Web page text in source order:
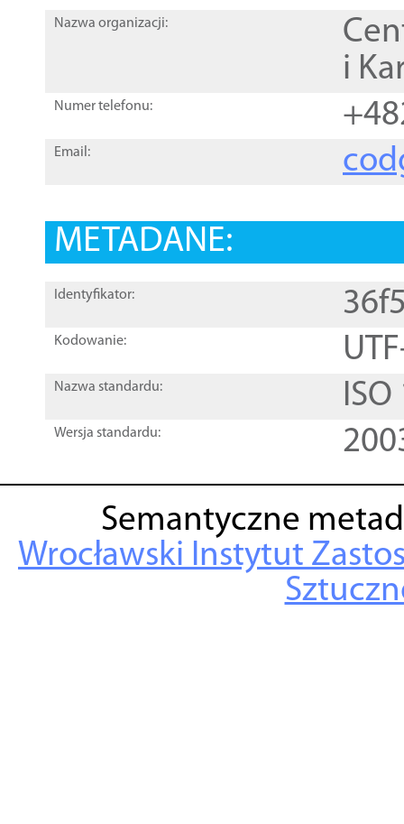
Nazwa organizacji:
i
Numer telefonu:
Email:
METADANE:
Identyfikator:
Kodowanie:
Nazwa standardu:
Wersja standardu:
Semantyczne
Wrocławski Instytut